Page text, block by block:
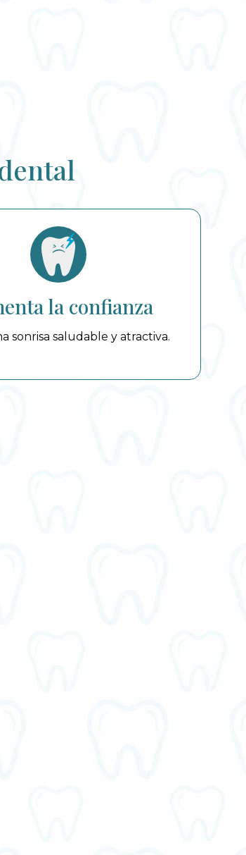
la confianza
sonrisa saludable y atractiva.